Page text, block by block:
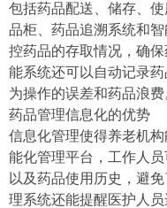
包括药品配送、储存、
品柜、药品追溯系统和
控药品的存取情况，确
能系统还可以自动记录
为操作的误差和药品浪费
药品管理信息化的优势
信息化管理使得养老机
能化管理平台，工作人
以及药品使用历史，避
理系统还能提醒医护人